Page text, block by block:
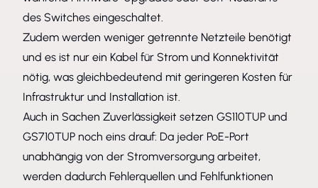
des Switches eingeschaltet.
Zudem werden weniger getrennte Netzteile benötigt
und es ist nur ein Kabel für Strom und Konnektivität
nötig, was gleichbedeutend mit geringeren Kosten für
Infrastruktur und Installation ist.
Auch in Sachen Zuverlässigkeit setzen GS110TUP und
GS710TUP noch eins drauf: Da jeder PoE-Port
unabhängig von der Stromversorgung arbeitet,
werden dadurch Fehlerquellen und Fehlfunktionen